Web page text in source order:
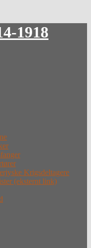
1918
Krigsdeltagere
(eksternt link)